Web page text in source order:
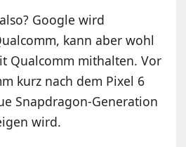
Google wird
kann aber wohl
Qualcomm mithalten. Vor
kurz nach dem Pixel 6
Snapdragon-Generation
wird.